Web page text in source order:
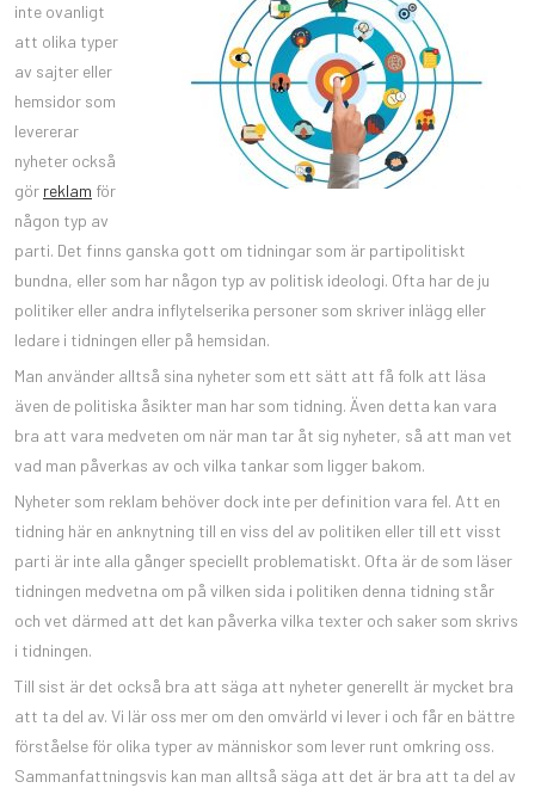
inte ovanligt
att olika typer
av sajter eller
hemsidor som
levererar
nyheter också
gör reklam för
någon typ av
parti. Det finns ganska gott om tidningar som är partipolitiskt
bundna, eller som har någon typ av politisk ideologi. Ofta har de ju
politiker eller andra inflytelserika personer som skriver inlägg eller
ledare i tidningen eller på hemsidan.
Man använder alltså sina nyheter som ett sätt att få folk att läsa
även de politiska åsikter man har som tidning. Även detta kan vara
bra att vara medveten om när man tar åt sig nyheter, så att man vet
vad man påverkas av och vilka tankar som ligger bakom.
Nyheter som reklam behöver dock inte per definition vara fel. Att en
tidning här en anknytning till en viss del av politiken eller till ett visst
parti är inte alla gånger speciellt problematiskt. Ofta är de som läser
tidningen medvetna om på vilken sida i politiken denna tidning står
och vet därmed att det kan påverka vilka texter och saker som skrivs
i tidningen.
Till sist är det också bra att säga att nyheter generellt är mycket bra
att ta del av. Vi lär oss mer om den omvärld vi lever i och får en bättre
förståelse för olika typer av människor som lever runt omkring oss.
Sammanfattningsvis kan man alltså säga att det är bra att ta del av